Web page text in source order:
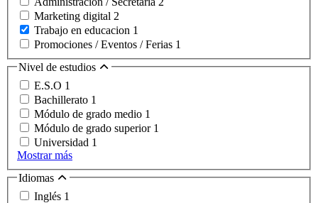
Marketing digital 2
Trabajo en educacion 1
Promociones / Eventos / Ferias 1
Nivel de estudios
E.S.O 1
Bachillerato 1
Módulo de grado medio 1
Módulo de grado superior 1
Universidad 1
Mostrar más
Idiomas
Inglés 1